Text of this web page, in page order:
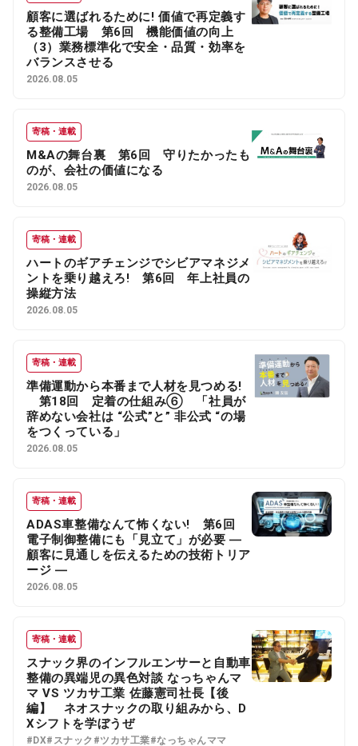
顧客に選ばれるために! 価値で再定義す
る整備工場 第6回 機能価値の向上
（3）業務標準化で安全・品質・効率を
バランスさせる
2026.08.05
寄稿・連載
M&Aの舞台裏 第6回 守りたかったも
のが、会社の価値になる
2026.08.05
寄稿・連載
ハートのギアチェンジでシビアマネジメ
ントを乗り越えろ! 第6回 年上社員の
操縦方法
2026.08.05
寄稿・連載
準備運動から本番まで人材を見つめる!
第18回 定着の仕組み⑥ 「社員が
辞めない会社は “公式”と” 非公式 “の場
をつくっている」
2026.08.05
寄稿・連載
ADAS車整備なんて怖くない! 第6回
電子制御整備にも「見立て」が必要 ―
顧客に見通しを伝えるための技術トリア
ージ ―
2026.08.05
寄稿・連載
スナック界のインフルエンサーと自動車
整備の異端児の異色対談 なっちゃんマ
マ VS ツカサ工業 佐藤憲司社長【後
編】 ネオスナックの取り組みから、D
Xシフトを学ぼうぜ
#DX#スナック #ツカサ工業#なっちゃんママ